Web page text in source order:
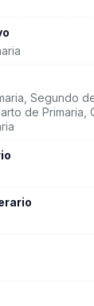
Segundo
de Primaria,